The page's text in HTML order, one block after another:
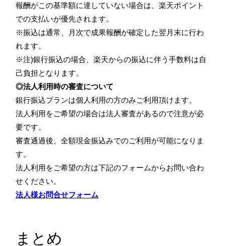
報酬がこの基準額に達していない場合は、楽天ポイント
での支払いが優先されます。
※振込は通常、月次で成果報酬が確定した翌月末に行わ
れます。
※注)銀行振込の場合、楽天からの振込に伴う手数料は自
己負担となります。
◎法人利用時の審査について
銀行振込プランは個人利用の方のみご利用頂けます。
法人利用をご希望の場合は法人審査があるので注意が必
要です。
審査通過後、全額現金振込みでのご利用が可能になりま
す。
法人利用をご希望の方は下記のフォームからお問い合わ
せください。
法人様お問合せフォーム
まとめ